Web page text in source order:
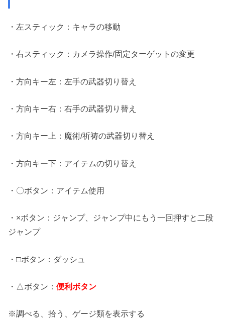
・左スティック：キャラの移動
・右スティック：カメラ操作/固定ターゲットの変更
・方向キー左：左手の武器切り替え
・方向キー右：右手の武器切り替え
・方向キー上：魔術/祈祷の武器切り替え
・方向キー下：アイテムの切り替え
・〇ボタン：アイテム使用
・×ボタン：ジャンプ、ジャンプ中にもう一回押すと二段
ジャンプ
・□ボタン：ダッシュ
・△ボタン：便利ボタン
※調べる、拾う、ゲージ類を表示する